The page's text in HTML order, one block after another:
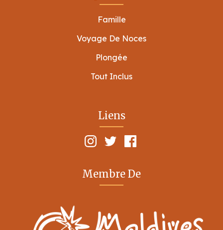
Famille
Voyage De Noces
Plongée
Tout Inclus
Liens
Membre De